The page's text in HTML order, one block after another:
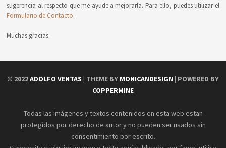
sugerencia al respecto que me ayude a mejorarla. Para ello, puedes utilizar el
Formulario de Contacto.
Muchas gracias.
© 2022ADOLFO VENTAS | THEME BY MONICANDESIGN | POWERED BY
COPPERMINE
Todas las imágenes y textos contenidos en esta web estan
protegidos por derecho de autor y no pueden ser usados sin
consentimiento por escrito.